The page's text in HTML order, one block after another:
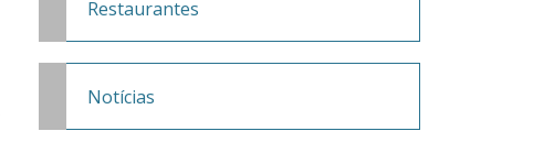
Restaurantes
Notícias